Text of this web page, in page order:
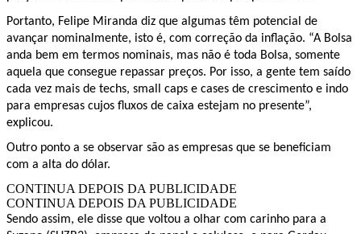
Portanto, Felipe Miranda diz que algumas têm potencial de
avançar nominalmente, isto é, com correção da inflação. “A Bolsa
anda bem em termos nominais, mas não é toda Bolsa, somente
aquela que consegue repassar preços. Por isso, a gente tem saído
cada vez mais de techs, small caps e cases de crescimento e indo
para empresas cujos fluxos de caixa estejam no presente”,
explicou.
Outro ponto a se observar são as empresas que se beneficiam
com a alta do dólar.
CONTINUA DEPOIS DA PUBLICIDADE
CONTINUA DEPOIS DA PUBLICIDADE
Sendo assim, ele disse que voltou a olhar com carinho para a